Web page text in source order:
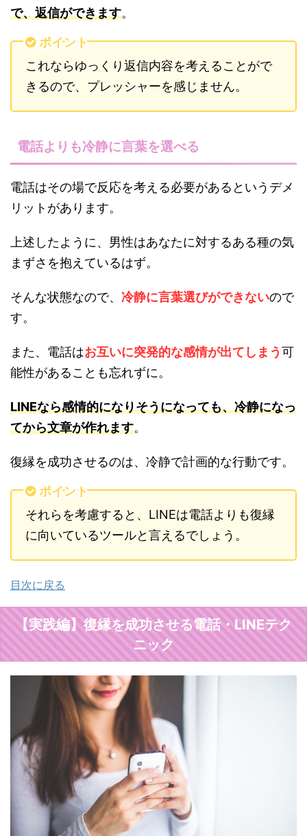
で、返信ができます。
ポイント
これならゆっくり返信内容を考えることがで
きるので、プレッシャーを感じません。
電話よりも冷静に言葉を選べる
電話はその場で反応を考える必要があるというデメ
リットがあります。
上述したように、男性はあなたに対するある種の気
まずさを抱えているはず。
そんな状態なので、 冷静に言葉選びができないので
す。
また、電話はお互いに突発的な感情が出てしまう可
能性があることも忘れずに。
LINEなら感情的になりそうになっても、冷静になっ
てから文章が作れます。
復縁を成功させるのは、冷静で計画的な行動です。
ポイント
それらを考慮すると、LINEは電話よりも復縁
に向いているツールと言えるでしょう。
目次に戻る
【実践編】復縁を成功させる電話・LINEテク
ニック